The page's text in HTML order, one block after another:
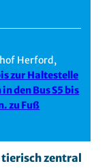
Herford,
zur Haltestelle
den Bus S5 bis
zu Fuß
zentral